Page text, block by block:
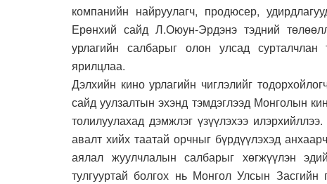
компанийн найруулагч, продюсер,
Ерөнхий сайд Л.Оюун-Эрдэнэ тэдний
урлагийн салбарыг олон улсад
ярилцлаа.
Дэлхийн кино урлагийн чиглэлийг
сайд уулзалтын эхэнд тэмдэглээд Монголын
толилуулахад дэмжлэг үзүүлэхээ
авалт хийх таатай орчныг бүрдүүлэхэд
аялал жуулчлалын салбарыг хөгжүүлэн
тулгууртай болгох нь Монгол Улсын